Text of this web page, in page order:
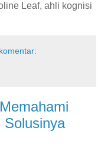
Leaf, ahli kognisi
Solusinya